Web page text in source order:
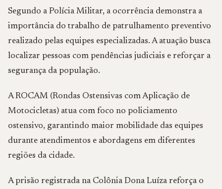
Segundo a Polícia Militar, a ocorrência demonstra a
importância do trabalho de patrulhamento preventivo
realizado pelas equipes especializadas. A atuação busca
localizar pessoas com pendências judiciais e reforçar a
segurança da população.
A ROCAM (Rondas Ostensivas com Aplicação de
Motocicletas) atua com foco no policiamento
ostensivo, garantindo maior mobilidade das equipes
durante atendimentos e abordagens em diferentes
regiões da cidade.
A prisão registrada na Colônia Dona Luíza reforça o